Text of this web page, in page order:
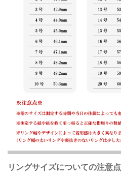
リングサイズについての注意点